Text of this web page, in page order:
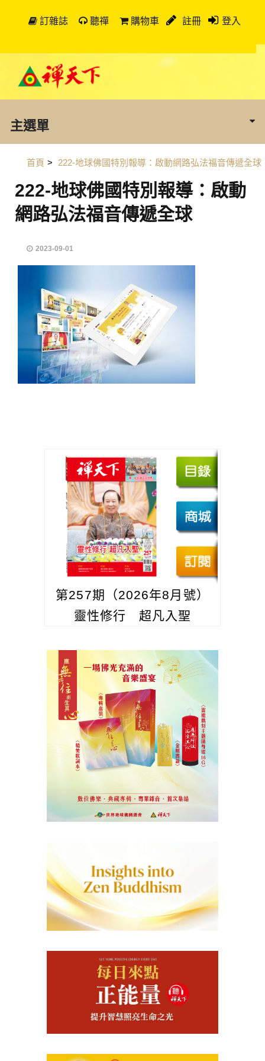
訂雜誌 聽禪 購物車 註冊 登入
主選單
首頁 > 222-地球佛國特別報導：啟動網路弘法福音傳遞全球
222-地球佛國特別報導：啟動
網路弘法福音傳遞全球
2023-09-01
第257期（2026年8月號）
靈性修行 超凡入聖